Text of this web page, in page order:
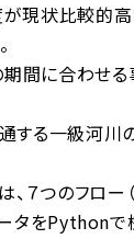
状比較的高
に合わせる
る一級河川
つのフロー
タをPython